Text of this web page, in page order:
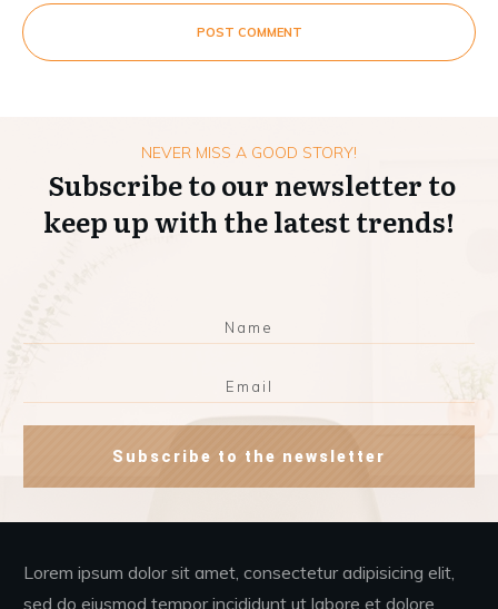
POST COMMENT
NEVER MISS A GOOD STORY!
Subscribe to our newsletter to
keep up with the latest trends!
Subscribe to the newsletter
Lorem ipsum dolor sit amet, consectetur adipisicing elit,
sed do eiusmod tempor incididunt ut labore et dolore